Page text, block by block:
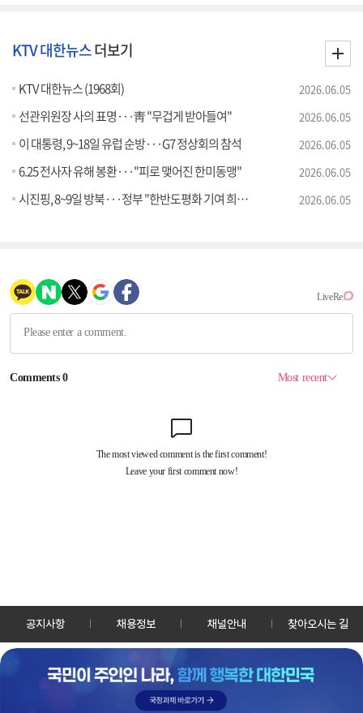
KTV 대한뉴스더보기
KTV 대한뉴스 (1968회) 2026.06.05
선관위원장 사의 표명···靑 "무겁게 받아들여" 2026.06.05
이 대통령, 9~18일 유럽 순방···G7 정상회의 참석 2026.06.05
6.25 전사자 유해 봉환···"피로 맺어진 한미동맹" 2026.06.05
시진핑, 8~9일 방북···정부 "한반도평화 기여 희망" 2026.06.05
공지사항 채용정보 채널안내 찾아오시는 길
30128 세종특별자치시 정부2청사로 13 한국정책방송원 KTV
TEL: 044-204-8000
Copyrightⓒ KTV 국민방송 All Rights Reserved.